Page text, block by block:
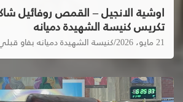
اوشية الانجيل – القمص روفائيل
تكريس كنيسة الشهيدة دميانه
21 مايو، 2026 كنيسة الشهيدة دميانه بفاو